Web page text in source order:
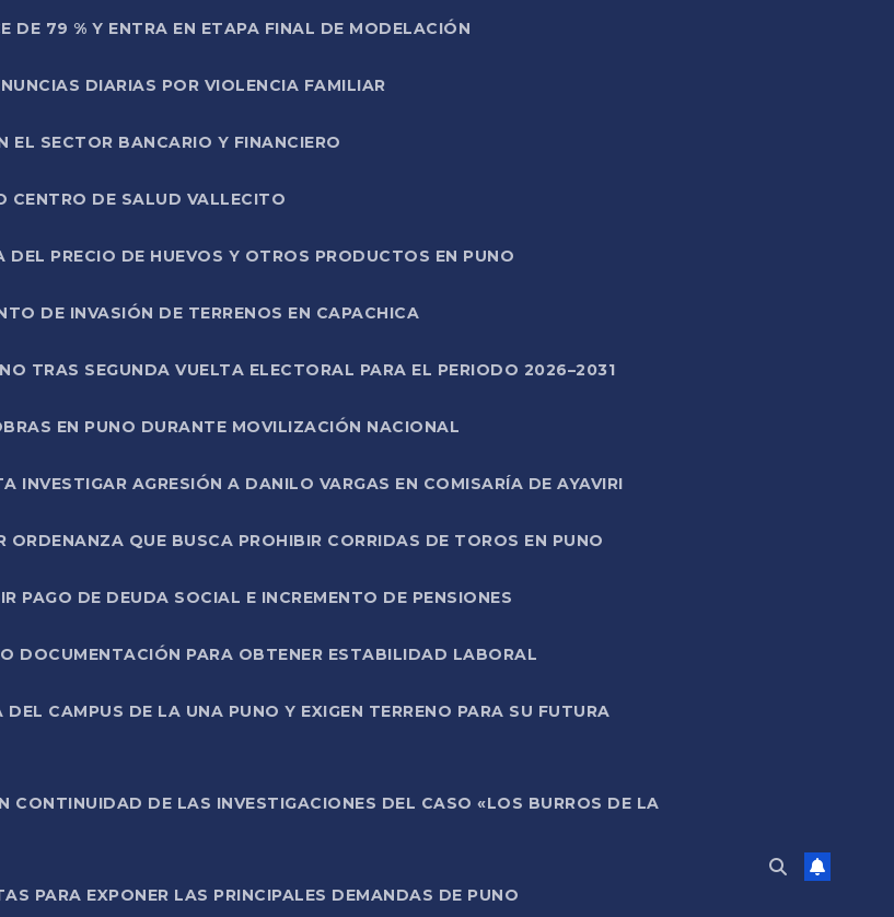
DE 79 % Y ENTRA EN ETAPA FINAL DE MODELACIÓN
DIARIAS POR VIOLENCIA FAMILIAR
EL SECTOR BANCARIO Y FINANCIERO
CENTRO DE SALUD VALLECITO
PRECIO DE HUEVOS Y OTROS PRODUCTOS EN PUNO
DE INVASIÓN DE TERRENOS EN CAPACHICA
TRAS SEGUNDA VUELTA ELECTORAL PARA EL PERIODO 2026–2031
EN PUNO DURANTE MOVILIZACIÓN NACIONAL
AGRESIÓN A DANILO VARGAS EN COMISARÍA DE AYAVIRI
QUE BUSCA PROHIBIR CORRIDAS DE TOROS EN PUNO
PAGO DE DEUDA SOCIAL E INCREMENTO DE PENSIONES
DOCUMENTACIÓN PARA OBTENER ESTABILIDAD LABORAL
CAMPUS DE LA UNA PUNO Y EXIGEN TERRENO PARA SU FUTURA
CONTINUIDAD DE LAS INVESTIGACIONES DEL CASO «LOS BURROS DE LA
PARA EXPONER LAS PRINCIPALES DEMANDAS DE PUNO